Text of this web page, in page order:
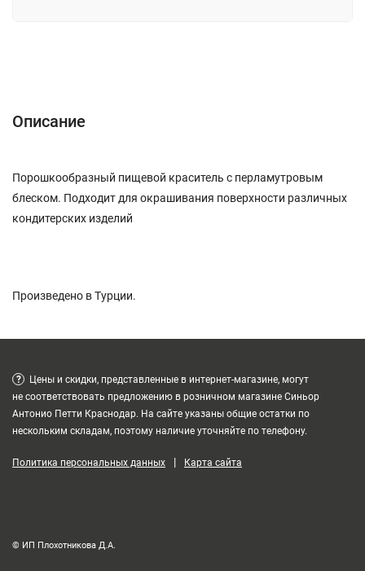
Описание
Порошкообразный пищевой краситель с перламутровым
блеском. Подходит для окрашивания поверхности различных
кондитерских изделий
Произведено в Турции.
?
Цены и скидки, представленные в интернет-магазине, могут
не соответствовать предложению в розничном магазине Синьор
Антонио Петти Краснодар. На сайте указаны общие остатки по
нескольким складам, поэтому наличие уточняйте по телефону.
Политика персональных данных | Карта сайта
© ИП Плохотникова Д.А.